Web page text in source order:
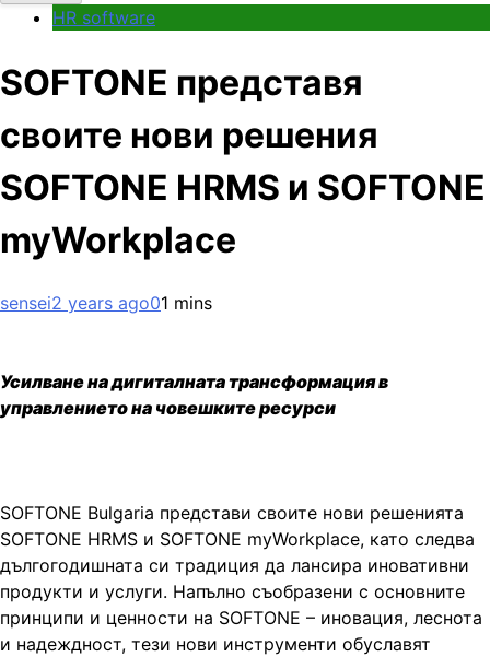
HR software
SOFTONE представя
своите нови решения
SOFTONE HRMS и SOFTONE
myWorkplace
sensei2 years ago01 mins
Усилване на дигиталната трансформация в
управлението на човешките ресурси
SOFTONE Bulgaria представи своите нови решенията
SOFTONE HRMS и SOFTONE myWorkplace, като следва
дългогодишната си традиция да лансира иновативни
продукти и услуги. Напълно съобразени с основните
принципи и ценности на SOFTONE – иновация, леснота
и надеждност, тези нови инструменти обуславят